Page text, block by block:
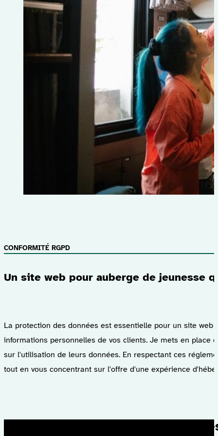
Un site web pour auberge de jeunesse
CONFORMITÉ RGPD
La protection des données est essentielle pour un site
informations personnelles de vos clients. Je mets en
sur l'utilisation de leurs données. En respectant ces
tout en vous concentrant sur l'offre d'une expérience